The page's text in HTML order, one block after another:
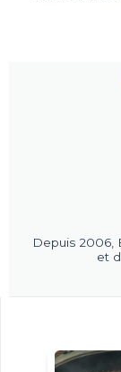
Depuis 2006,
et